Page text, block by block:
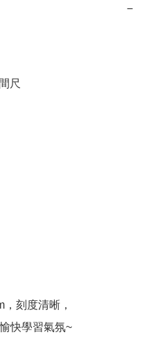
−
尺
刻度清晰，
快學習氣氛~